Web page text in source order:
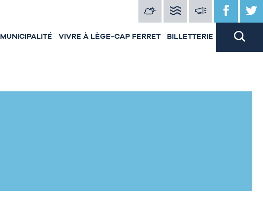
MUNICIPALITÉ VIVRE À LÈGE-CAP FERRET BILLETTERIE